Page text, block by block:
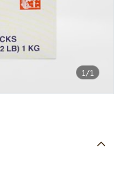
1/1